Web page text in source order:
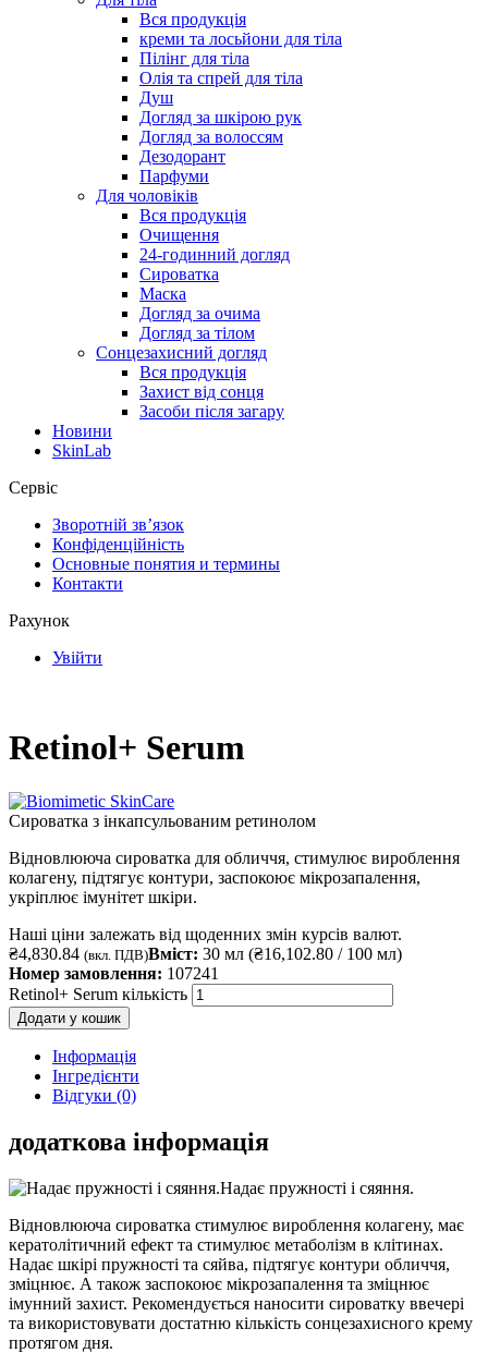
Вся продукція
креми та лосьйони для тіла
Пілінг для тіла
Олія та спрей для тіла
Душ
Догляд за шкірою рук
Догляд за волоссям
Дезодорант
Парфуми
Для чоловіків
Вся продукція
Очищення
24-годинний догляд
Сироватка
Маска
Догляд за очима
Догляд за тілом
Сонцезахисний догляд
Вся продукція
Захист від сонця
Засоби після загару
Новини
SkinLab
Сервіс
Зворотній зв’язок
Конфіденційність
Основные понятия и термины
Контакти
Рахунок
Увійти
Retinol+ Serum
Сироватка з інкапсульованим ретинолом
Відновлююча сироватка для обличчя, стимулює вироблення
колагену, підтягує контури, заспокоює мікрозапалення,
укріплює імунітет шкіри.
Наші ціни залежать від щоденних змін курсів валют.
₴4,830.84 (вкл. ПДВ)Вміст: 30 мл (₴16,102.80 / 100 мл)
Номер замовлення: 107241
Retinol+ Serum кількість
Додати у кошик
Інформація
Інгредієнти
Відгуки (0)
додаткова інформація
Надає пружності і сяяння.
Відновлююча сироватка стимулює вироблення колагену, має
кератолітичний ефект та стимулює метаболізм в клітинах.
Надає шкірі пружності та сяйва, підтягує контури обличчя,
зміцнює. А також заспокоює мікрозапалення та зміцнює
імунний захист. Рекомендується наносити сироватку ввечері
та використовувати достатню кількість сонцезахисного крему
протягом дня.